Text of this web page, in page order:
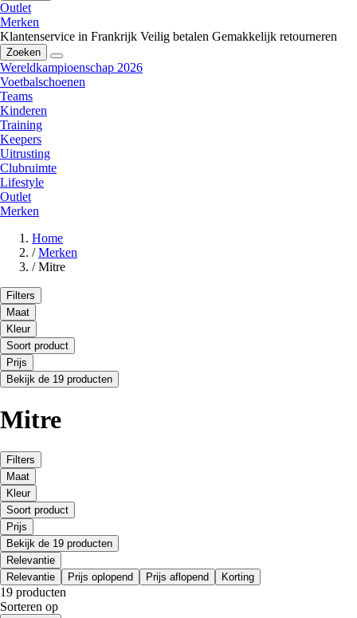
Outlet
Merken
Klantenservice in Frankrijk Veilig betalen Gemakkelijk retourneren
Zoeken
Wereldkampioenschap 2026
Voetbalschoenen
Teams
Kinderen
Training
Keepers
Uitrusting
Clubruimte
Lifestyle
Outlet
Merken
Home
/ Merken
/ Mitre
Filters
Maat
Kleur
Soort product
Prijs
Bekijk de 19 producten
Mitre
Filters
Maat
Kleur
Soort product
Prijs
Bekijk de 19 producten
Relevantie
Relevantie
Prijs oplopend Prijs aflopend Korting
19 producten
Sorteren op